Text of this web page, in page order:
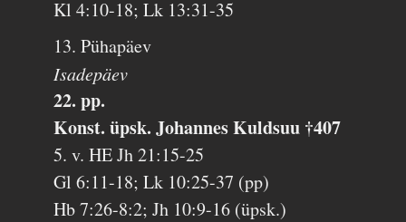
Kl 4:10-18; Lk 13:31-35
13. Pühapäev
Isadepäev
22. pp.
Konst. üpsk. Johannes Kuldsuu †407
5. v. HE Jh 21:15-25
Gl 6:11-18; Lk 10:25-37 (pp)
Hb 7:26-8:2; Jh 10:9-16 (üpsk.)